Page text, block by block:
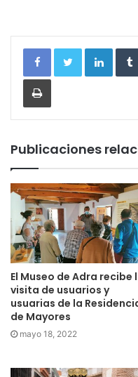
Imprimir
Publicaciones
El Museo de Adra recibe
visita de usuarios y
usuarias de la
de Mayores
mayo 18, 2022